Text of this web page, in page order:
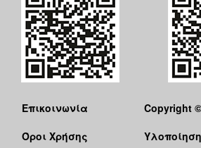
Επικοινωνία
Όροι Χρήσης
Copyright
Υλοποίηση